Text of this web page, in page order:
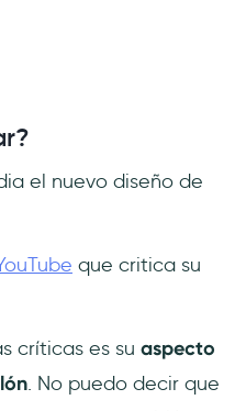
el nuevo diseño de
que critica su
críticas es su aspecto
. No puedo decir que